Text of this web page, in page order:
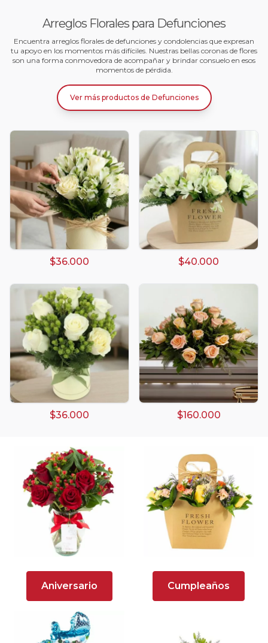
Arreglos Florales para Defunciones
Encuentra arreglos florales de defunciones y condolencias que expresan
tu apoyo en los momentos más difíciles. Nuestras bellas coronas de flores
son una forma conmovedora de acompañar y brindar consuelo en esos
momentos de pérdida.
Ver más productos de Defunciones
$36.000 $40.000
$36.000 $160.000
Aniversario Cumpleaños
Arreglos damasco
Arreglos de Globos
Arreglos Florales
Arreglos florales amarillos
Arreglos florales de color rojo
Arreglos Florales en Florero
Arreglos florales en tono blanco
Arreglos florales en tono lila
Arreglos florales en tono naranja
Arreglos Florales para Aniversario
Arreglos florales para dar agradecimiento
Arreglos Florales para Defunciones